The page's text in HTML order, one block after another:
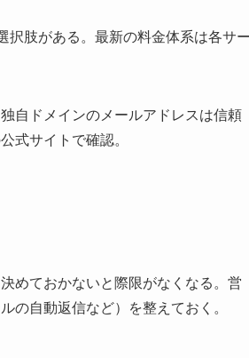
択肢がある。最新の料金体系は各サ
自ドメインのメールアドレスは信頼
式サイトで確認。
めておかないと際限がなくなる。営
の自動返信など）を整えておく。